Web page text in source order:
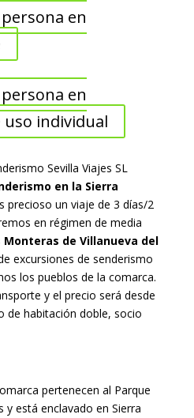
en
en
individual
Sevilla Viajes SL
en la Sierra
precioso un viaje de 3 días/2
en régimen de media
Monteras de Villanueva del
excursiones de senderismo
los pueblos de la comarca.
y el precio será desde
de habitación doble, socio
pertenecen al Parque
y está enclavado en Sierra